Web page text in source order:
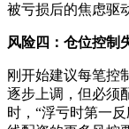
被亏损后的焦虑驱
风险四：仓位控制
刚开始建议每笔控
逐步上调，但必须
时，“浮亏时第一